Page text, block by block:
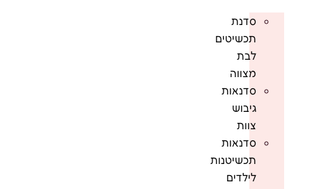
סדנת
תכשיטים
לבת
מצווה
סדנאות
גיבוש
צוות
סדנאות
תכשיטנות
לילדים